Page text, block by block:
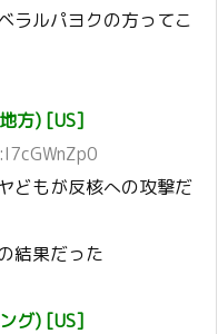
ラルパヨクの方ってこ
方) [US]
どもが反核への攻撃だ
結果だった
グ) [US]